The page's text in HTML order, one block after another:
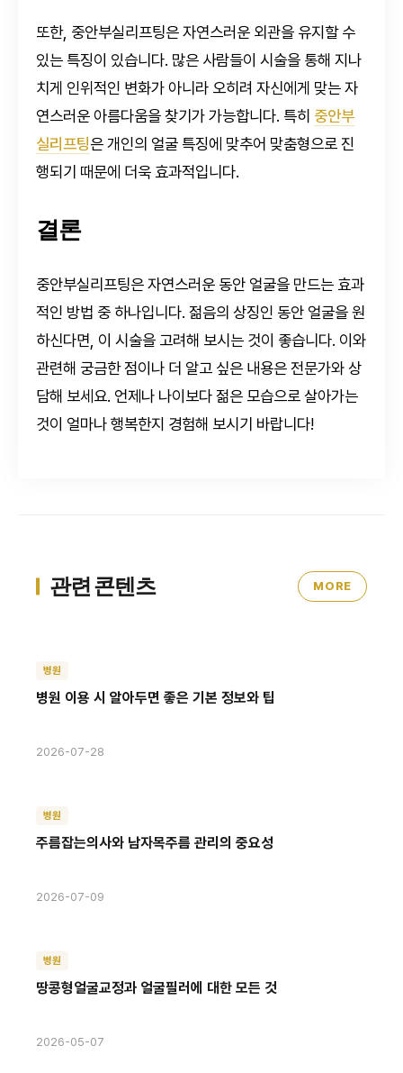
또한, 중안부실리프팅은 자연스러운 외관을 유지할 수
있는 특징이 있습니다. 많은 사람들이 시술을 통해 지나
치게 인위적인 변화가 아니라 오히려 자신에게 맞는 자
연스러운 아름다움을 찾기가 가능합니다. 특히 중안부
실리프팅은 개인의 얼굴 특징에 맞추어 맞춤형으로 진
행되기 때문에 더욱 효과적입니다.
결론
중안부실리프팅은 자연스러운 동안 얼굴을 만드는 효과
적인 방법 중 하나입니다. 젊음의 상징인 동안 얼굴을 원
하신다면, 이 시술을 고려해 보시는 것이 좋습니다. 이와
관련해 궁금한 점이나 더 알고 싶은 내용은 전문가와 상
담해 보세요. 언제나 나이보다 젊은 모습으로 살아가는
것이 얼마나 행복한지 경험해 보시기 바랍니다!
관련 콘텐츠 MORE
병원
병원 이용 시 알아두면 좋은 기본 정보와 팁
2026-07-28
병원
주름잡는의사와 남자목주름 관리의 중요성
2026-07-09
병원
땅콩형얼굴교정과 얼굴필러에 대한 모든 것
2026-05-07